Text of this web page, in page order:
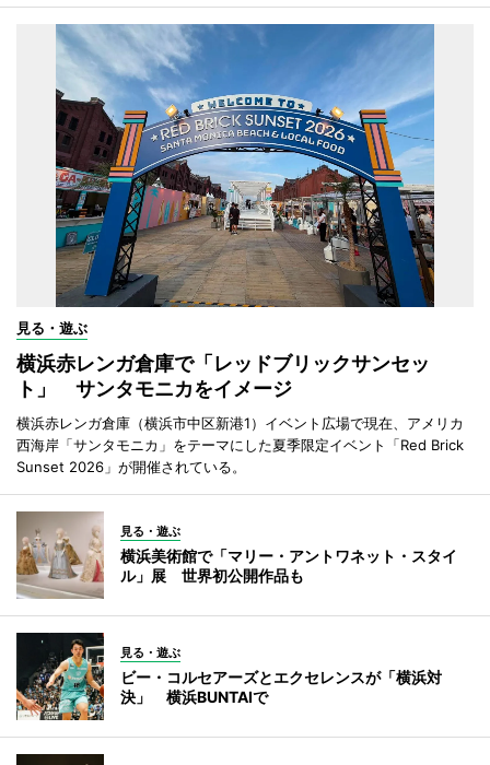
見る・遊ぶ
横浜赤レンガ倉庫で「レッドブリックサンセッ
ト」 サンタモニカをイメージ
横浜赤レンガ倉庫（横浜市中区新港1）イベント広場で現在、アメリカ
西海岸「サンタモニカ」をテーマにした夏季限定イベント「Red Brick
Sunset 2026」が開催されている。
見る・遊ぶ
横浜美術館で「マリー・アントワネット・スタイ
ル」展 世界初公開作品も
見る・遊ぶ
ビー・コルセアーズとエクセレンスが「横浜対
決」 横浜BUNTAIで